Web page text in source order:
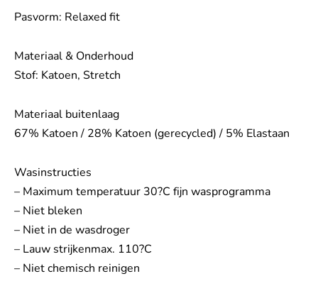
Pasvorm: Relaxed fit
Materiaal & Onderhoud
Stof: Katoen, Stretch
Materiaal buitenlaag
67% Katoen / 28% Katoen (gerecycled) / 5% Elastaan
Wasinstructies
– Maximum temperatuur 30?C fijn wasprogramma
– Niet bleken
– Niet in de wasdroger
– Lauw strijkenmax. 110?C
– Niet chemisch reinigen